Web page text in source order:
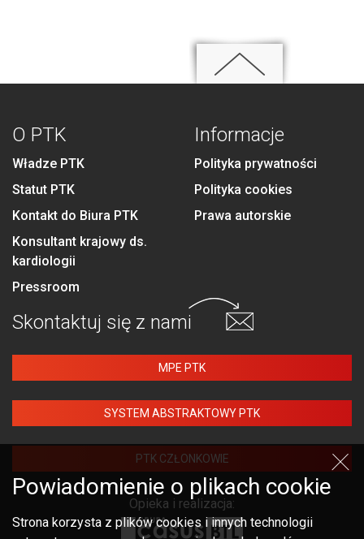
O PTK
Władze PTK
Statut PTK
Kontakt do Biura PTK
Konsultant krajowy ds.
kardiologii
Pressroom
Informacje
Polityka prywatności
Polityka cookies
Prawa autorskie
Skontaktuj się z nami
MPE PTK
SYSTEM ABSTRAKTOWY PTK
PTK CZŁONKOWIE
Opieka i realizacja:
Powiadomienie o plikach cookie
Strona korzysta z plików cookies i innych technologii